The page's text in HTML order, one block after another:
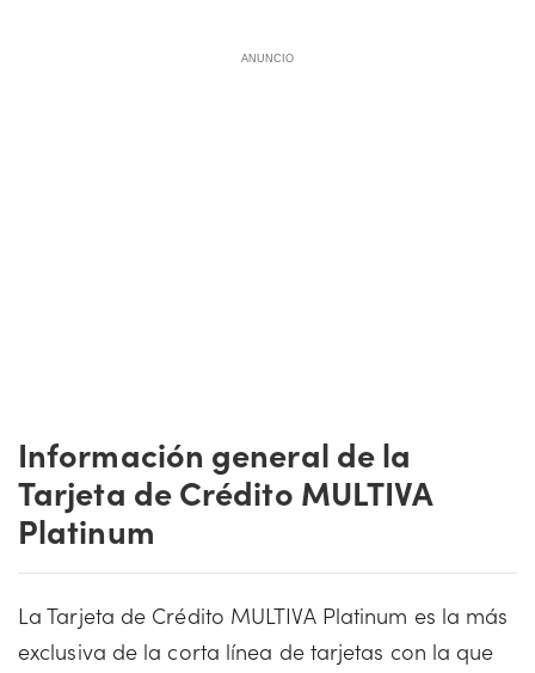
ANUNCIO
Información general de la
Tarjeta de Crédito MULTIVA
Platinum
La Tarjeta de Crédito MULTIVA Platinum es la más
exclusiva de la corta línea de tarjetas con la que